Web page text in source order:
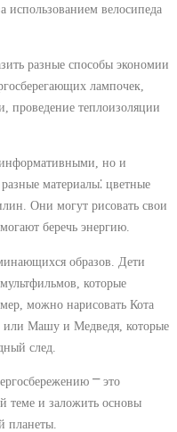
использованием велосипеда
разные способы экономии
лампочек,
проведение теплоизоляции
но и
материалы⁚ цветные
Они могут рисовать свои
беречь энергию.
образов. Дети
которые
можно нарисовать Кота
или Машу и Медведя, которые
след.
⎻ это
теме и заложить основы
планеты.